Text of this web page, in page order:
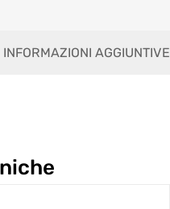
INFORMAZIONI AGGIUNTIVE